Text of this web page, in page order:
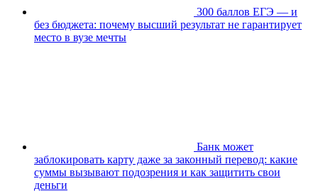
300 баллов ЕГЭ — и
без бюджета: почему высший результат не гарантирует
место в вузе мечты
Банк может
заблокировать карту даже за законный перевод: какие
суммы вызывают подозрения и как защитить свои
деньги